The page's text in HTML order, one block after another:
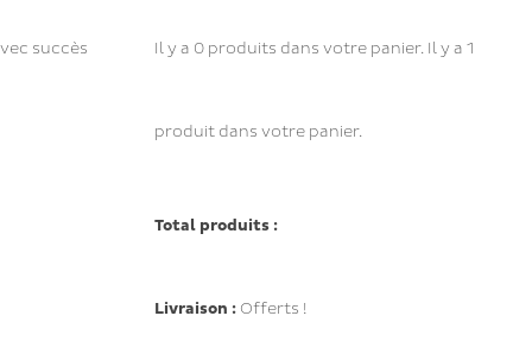
succès Il y a 0produits dans votre panier. Il y a 1
produit dans votre panier.
Total produits :
Livraison : Offerts !